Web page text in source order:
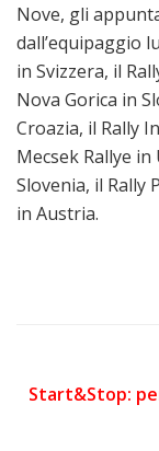
Nove, gli
dall’equipaggio
in Svizzera, il
Nova Gorica in
Croazia, il Rally
Mecsek Rallye
Slovenia, il Rally
in Austria.
Start&Stop: